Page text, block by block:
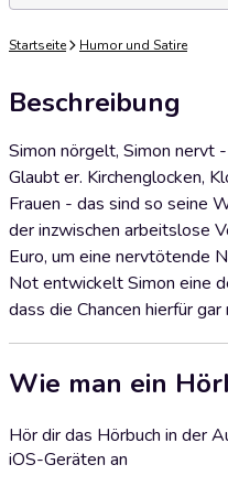
Startseite Humor und Satire
Beschreibung
Simon nörgelt, Simon nervt
Glaubt er. Kirchenglocken,
Frauen - das sind so seine
der inzwischen arbeitslose
Euro, um eine nervtötende
Not entwickelt Simon eine
dass die Chancen hierfür
Wie man ein
Hör dir das Hörbuch in der
iOS-Geräten an